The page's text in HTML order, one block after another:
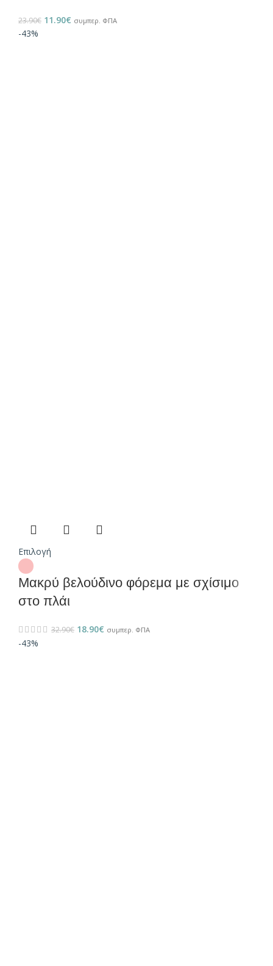
23.90€ 11.90€ συμπερ. ΦΠΑ
-43%
Επιλογή
Μακρύ βελούδινο φόρεμα με σχίσιμο
στο πλάι
32.90€ 18.90€ συμπερ. ΦΠΑ
-43%